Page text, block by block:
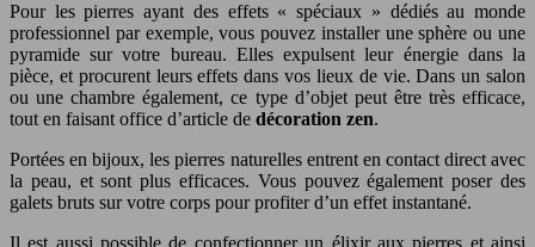
Pour les pierres ayant des effets « spéciaux » dédiés au monde
professionnel par exemple, vous pouvez installer une sphère ou une
pyramide sur votre bureau. Elles expulsent leur énergie dans la
pièce, et procurent leurs effets dans vos lieux de vie. Dans un salon
ou une chambre également, ce type d’objet peut être très efficace,
tout en faisant office d’article de décoration zen.
Portées en bijoux, les pierres naturelles entrent en contact direct avec
la peau, et sont plus efficaces. Vous pouvez également poser des
galets bruts sur votre corps pour profiter d’un effet instantané.